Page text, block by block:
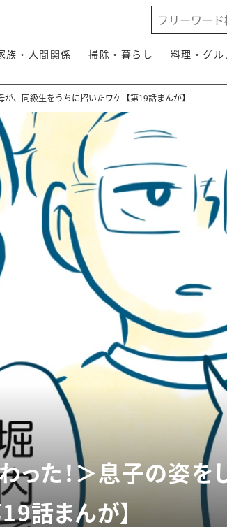
族・人間関係 掃除・暮らし 料理・グル
、同級生をうちに招いたワケ【第19話まんが】
た！＞息子の姿を
話まんが】